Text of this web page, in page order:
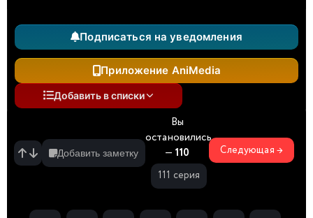
Подписаться на уведомления
Приложение AniMedia
Добавить в списки
Добавить заметку
Вы
остановились
— 110
111 серия
Следующая →